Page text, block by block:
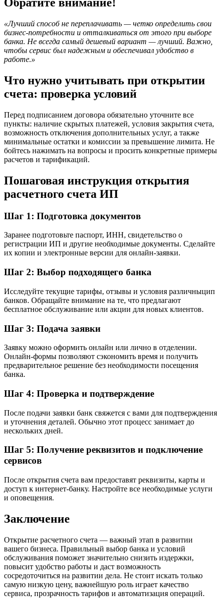
«Лучший способ не переплачивать — четко определить свои
бизнес-потребности и отталкиваться от этого при выборе
банка. Не всегда самый дешевый вариант — лучший. Важно,
чтобы сервис был надежным и обеспечивал удобство в
работе.»
Что нужно учитывать при открытии
счета: проверка условий
Перед подписанием договора обязательно уточните все
пункты: наличие скрытых платежей, условия закрытия счета,
возможность отключения дополнительных услуг, а также
минимальные остатки и комиссии за превышение лимита. Не
бойтесь нажимать на вопросы и просить конкретные примеры
расчетов и тарификаций.
Пошаговая инструкция открытия
расчетного счета ИП
Шаг 1: Подготовка документов
Заранее подготовьте паспорт, ИНН, свидетельство о
регистрации ИП и другие необходимые документы. Сделайте
их копии и электронные версии для онлайн-заявки.
Шаг 2: Выбор подходящего банка
Исследуйте текущие тарифы, отзывы и условия различныцип
банков. Обращайте внимание на те, что предлагают
бесплатное обслуживание или акции для новых клиентов.
Шаг 3: Подача заявки
Заявку можно оформить онлайн или лично в отделении.
Онлайн-формы позволяют сэкономить время и получить
предварительное решение без необходимости посещения
банка.
Шаг 4: Проверка и подтверждение
После подачи заявки банк свяжется с вами для подтверждения
и уточнения деталей. Обычно этот процесс занимает до
нескольких дней.
Шаг 5: Получение реквизитов и подключение
сервисов
После открытия счета вам предоставят реквизиты, карты и
доступ к интернет-банку. Настройте все необходимые услуги
и оповещения.
Заключение
Открытие расчетного счета — важный этап в развитии
вашего бизнеса. Правильный выбор банка и условий
обслуживания поможет значительно снизить издержки,
повысит удобство работы и даст возможность
сосредоточиться на развитии дела. Не стоит искать только
самую низкую цену, важнейшую роль играет качество
сервиса, прозрачность тарифов и автоматизация операций.